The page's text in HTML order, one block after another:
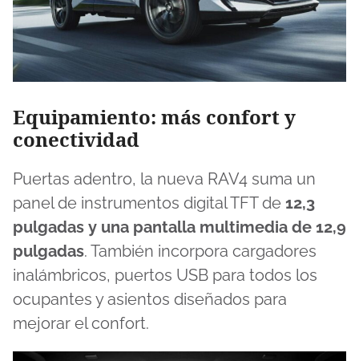
Equipamiento: más confort y
conectividad
Puertas adentro, la nueva RAV4 suma un
panel de instrumentos digital TFT de 12,3
pulgadas y una pantalla multimedia de 12,9
pulgadas. También incorpora cargadores
inalámbricos, puertos USB para todos los
ocupantes y asientos diseñados para
mejorar el confort.